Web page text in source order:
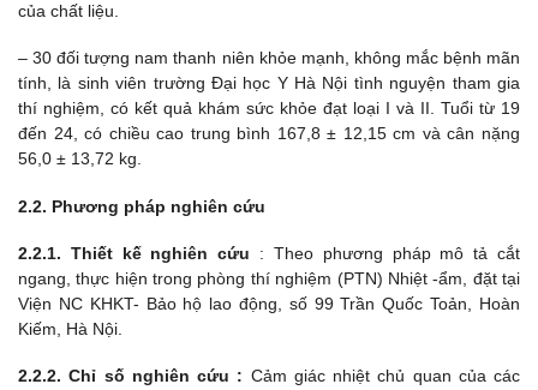
của chất liệu.
– 30 đối tượng nam thanh niên khỏe mạnh, không mắc bệnh mãn
tính, là sinh viên trường Đại học Y Hà Nội tình nguyện tham gia
thí nghiệm, có kết quả khám sức khỏe đạt loại I và II. Tuổi từ 19
đến 24, có chiều cao trung bình 167,8 ± 12,15 cm và cân nặng
56,0 ± 13,72 kg.
2.2. Phương pháp nghiên cứu
2.2.1. Thiết kế nghiên cứu : Theo phương pháp mô tả cắt
ngang, thực hiện trong phòng thí nghiệm (PTN) Nhiệt -ẩm, đặt tại
Viện NC KHKT- Bảo hộ lao động, số 99 Trần Quốc Toản, Hoàn
Kiếm, Hà Nội.
2.2.2. Chỉ số nghiên cứu : Cảm giác nhiệt chủ quan của các